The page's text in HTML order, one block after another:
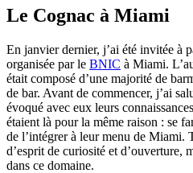
Le Cognac à Miami
En janvier dernier, j’ai été invitée à
organisée par le BNIC à Miami.
était composé d’une majorité de
de bar. Avant de commencer, j’ai
évoqué avec eux leurs
étaient là pour la même raison : se
de l’intégrer à leur menu de Miami.
d’esprit de curiosité et d’ouverture,
dans ce domaine.